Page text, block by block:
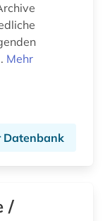
Mehr
Datenbank
/